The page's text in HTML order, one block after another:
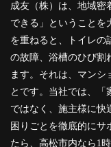
成友（株）は、地域密
できる」ということを
を重ねると、トイレの
の故障、浴槽のひび割
ます。それは、マンシ
とです。当社では、「
ではなく、施主様に快
困りごとを徹底的にサ
たら、高松市内なら1